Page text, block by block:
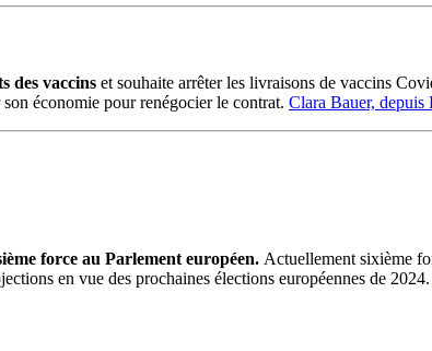
des vaccins et souhaite arrêter les livraisons de vaccins
économie pour renégocier le contrat. Clara Bauer, depuis
force au Parlement européen. Actuellement sixième
en vue des prochaines élections européennes de 2024.